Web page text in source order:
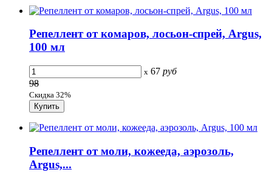
Репеллент от комаров, лосьон-спрей, Argus,
100 мл
x 67 руб
98
Скидка 32%
Репеллент от моли, кожееда, аэрозоль,
Argus,...